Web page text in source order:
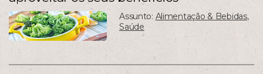
Assunto: Alimentação & Bebidas,
Saúde